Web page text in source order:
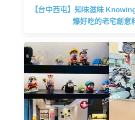
【台中西屯】知味滋味
爆好吃的老宅創意